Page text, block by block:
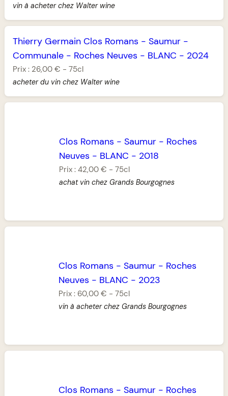
vin à acheter chez Walter wine
Thierry Germain Clos Romans - Saumur -
Communale - Roches Neuves - BLANC - 2024
Prix : 26,00 € - 75cl
acheter du vin chez Walter wine
Clos Romans -Saumur - Roches
Neuves - BLANC - 2018
Prix :42,00 € -75cl
achat vin chez Grands Bourgognes
Clos Romans -Saumur - Roches
Neuves - BLANC - 2023
Prix : 60,00 € -75cl
vin à acheter chez Grands Bourgognes
Clos Romans -Saumur - Roches